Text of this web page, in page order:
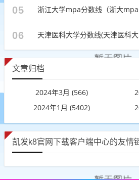
05 浙江大学mpa分数线（浙大mpa
06 天津医科大学分数线(天津医科
文章归档
2024年3月 (566)
2024年1月 (5402)
凯发k8官网下载客户端中心的友情